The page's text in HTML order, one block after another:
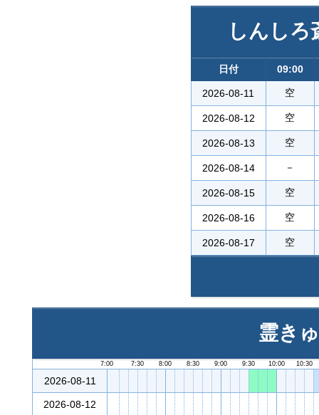
しんしろ
日付 09:00
2026-08-11 空
2026-08-12 空
2026-08-13 空
2026-08-14 －
2026-08-15 空
2026-08-16 空
2026-08-17 空
霊き
7:00 7:30 8:00 8:30 9:00 9:30 10:00 10:30
2026-08-11
2026-08-12